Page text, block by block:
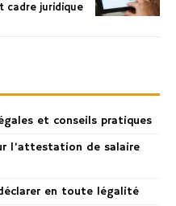
cadre juridique
et conseils pratiques
l’attestation de salaire
en toute légalité